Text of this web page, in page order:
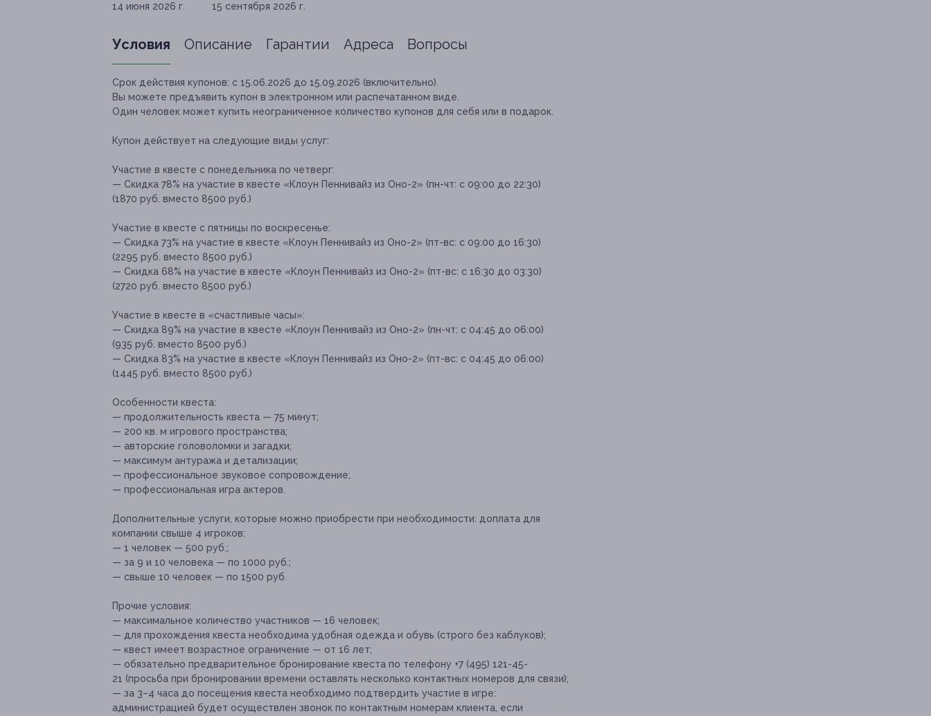
14 июня 2026 г.
15 сентября 2026 г.
Условия Описание Гарантии Адреса Вопросы
Срок действия купонов: с 15.06.2026 до 15.09.2026 (включительно).
Вы можете предъявить купон в электронном или распечатанном виде.
Один человек может купить неограниченное количество купонов для себя или в подарок.
Купон действует на следующие виды услуг:
Участие в квесте с понедельника по четверг:
— Скидка 78% на участие в квесте «Клоун Пеннивайз из Оно-2» (пн-чт: с 09:00 до 22:30)
(1870 руб. вместо 8500 руб.)
Участие в квесте с пятницы по воскресенье:
— Скидка 73% на участие в квесте «Клоун Пеннивайз из Оно-2» (пт-вс: с 09:00 до 16:30)
(2295 руб. вместо 8500 руб.)
— Скидка 68% на участие в квесте «Клоун Пеннивайз из Оно-2» (пт-вс: с 16:30 до 03:30)
(2720 руб. вместо 8500 руб.)
Участие в квесте в «счастливые часы»:
— Скидка 89% на участие в квесте «Клоун Пеннивайз из Оно-2» (пн-чт: с 04:45 до 06:00)
(935 руб. вместо 8500 руб.)
— Скидка 83% на участие в квесте «Клоун Пеннивайз из Оно-2» (пт-вс: с 04:45 до 06:00)
(1445 руб. вместо 8500 руб.)
Особенности квеста:
— продолжительность квеста — 75 минут;
— 200 кв. м игрового пространства;
— авторские головоломки и загадки;
— максимум антуража и детализации;
— профессиональное звуковое сопровождение;
— профессиональная игра актеров.
Дополнительные услуги, которые можно приобрести при необходимости: доплата для
компании свыше 4 игроков:
— 1 человек — 500 руб.;
— за 9 и 10 человека — по 1000 руб.;
— свыше 10 человек — по 1500 руб.
Прочие условия:
— максимальное количество участников — 16 человек;
— для прохождения квеста необходима удобная одежда и обувь (строго без каблуков);
— квест имеет возрастное ограничение — от 16 лет;
— обязательно предварительное бронирование квеста по телефону +7 (495) 121-45-
21 (просьба при бронировании времени оставлять несколько контактных номеров для связи);
— за 3–4 часа до посещения квеста необходимо подтвердить участие в игре:
администрацией будет осуществлен звонок по контактным номерам клиента, если